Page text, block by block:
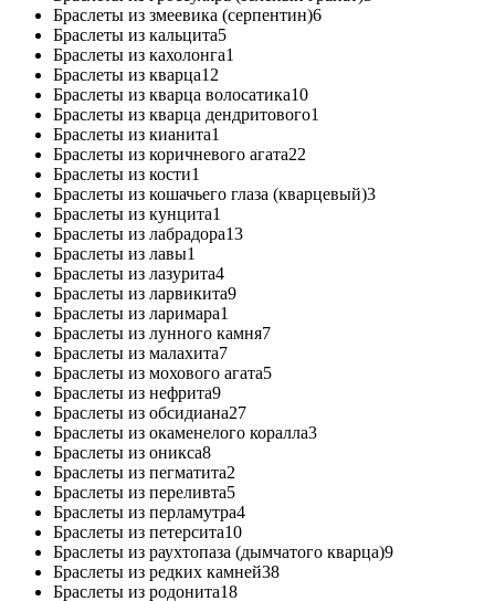
Браслеты из змеевика (серпентин)6
Браслеты из кальцита5
Браслеты из кахолонга1
Браслеты из кварца12
Браслеты из кварца волосатика10
Браслеты из кварца дендритового1
Браслеты из кианита1
Браслеты из коричневого агата22
Браслеты из кости1
Браслеты из кошачьего глаза (кварцевый)3
Браслеты из кунцита1
Браслеты из лабрадора13
Браслеты из лавы1
Браслеты из лазурита4
Браслеты из ларвикита9
Браслеты из ларимара1
Браслеты из лунного камня7
Браслеты из малахита7
Браслеты из мохового агата5
Браслеты из нефрита9
Браслеты из обсидиана27
Браслеты из окаменелого коралла3
Браслеты из оникса8
Браслеты из пегматита2
Браслеты из переливта5
Браслеты из перламутра4
Браслеты из петерсита10
Браслеты из раухтопаза (дымчатого кварца)9
Браслеты из редких камней38
Браслеты из родонита18